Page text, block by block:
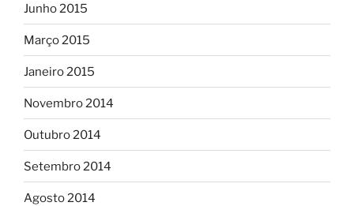
Junho 2015
Março 2015
Janeiro 2015
Novembro 2014
Outubro 2014
Setembro 2014
Agosto 2014